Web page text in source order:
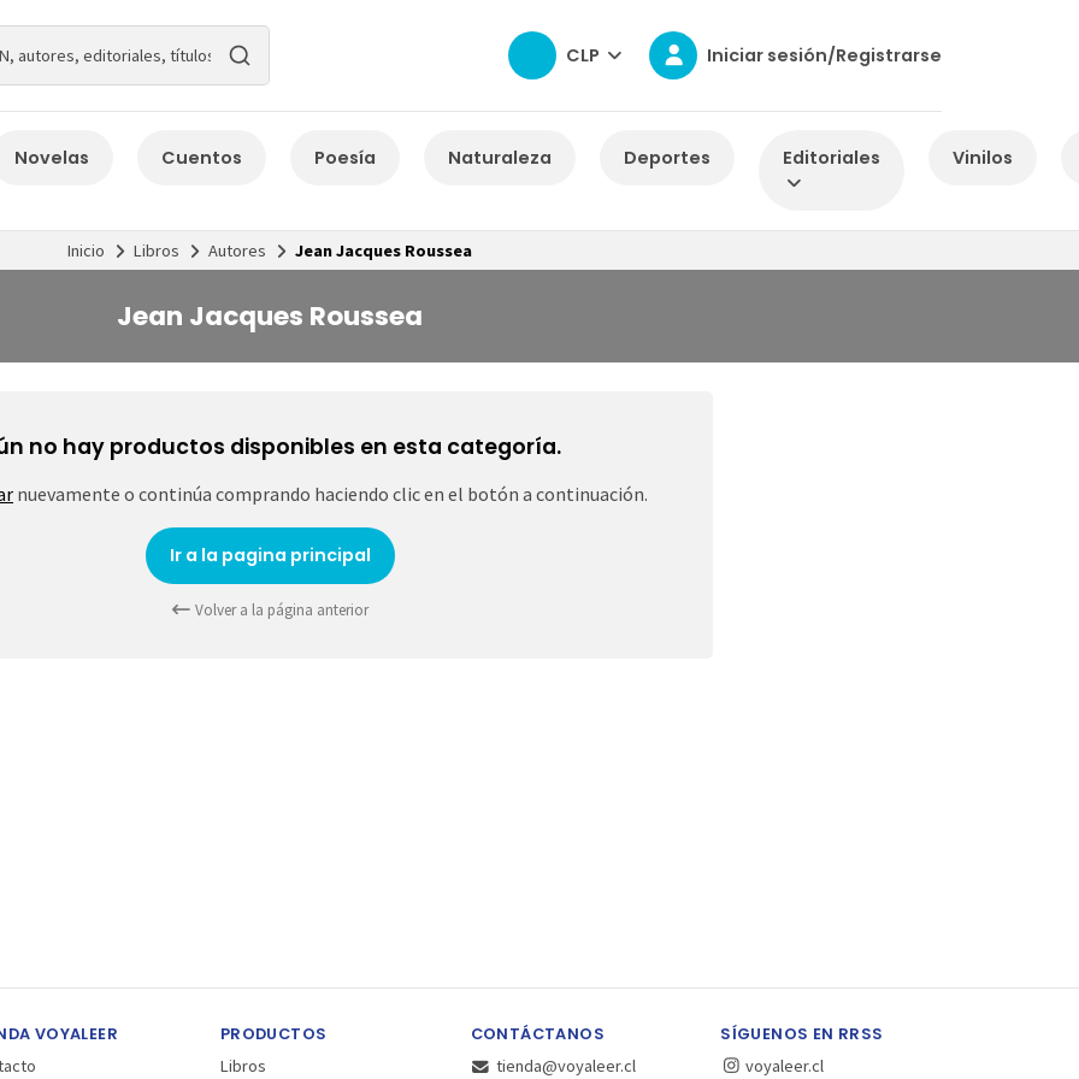
CLP Iniciar sesión/Registrarse
Novelas Cuentos Poesía Naturaleza Deportes Editoriales Vinilos
Inicio Libros Autores Jean Jacques Roussea
Jean Jacques Roussea
no hay productos disponibles en esta categoría.
nuevamente o continúa comprando haciendo clic en el botón a continuación.
Ir a la pagina principal
Volver a la página anterior
VOYALEER PRODUCTOS
Libros
CONTÁCTANOS
tienda@voyaleer.cl
SÍGUENOS EN RRSS
voyaleer.cl